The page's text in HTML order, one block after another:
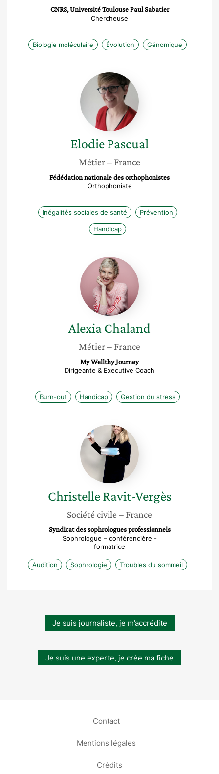
CNRS, Université Toulouse Paul Sabatier
Chercheuse
Biologie moléculaire Évolution Génomique
Elodie
Pascual
ElodiePascual
Métier– France
Fédédation nationale des orthophonistes
Orthophoniste
Inégalités sociales de santé Prévention
Handicap
Alexia
Chaland
AlexiaChaland
Métier– France
My Wellthy Journey
Dirigeante & Executive Coach
Burn-out Handicap Gestion du stress
Christelle
Ravit-
Vergès
Christelle Ravit-Vergès
Société civile – France
Syndicat des sophrologues professionnels
Sophrologue – conférencière -
formatrice
Audition Sophrologie Troubles du sommeil
Je suis journaliste, je m’accrédite
Je suis une experte, je crée ma fiche
Contact
Mentions légales
Crédits